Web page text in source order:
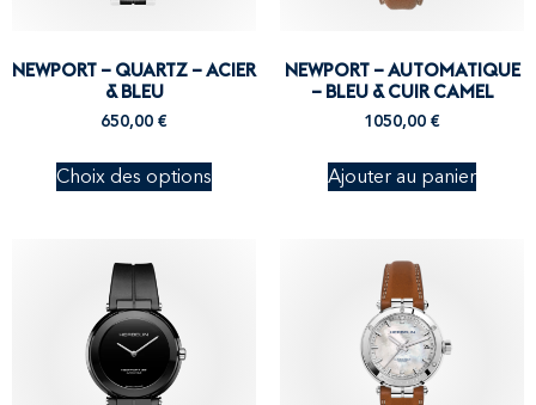
NEWPORT – QUARTZ – ACIER
& BLEU
650,00 €
Choix des options
NEWPORT – AUTOMATIQUE
– BLEU & CUIR CAMEL
1050,00 €
Ajouter au panier